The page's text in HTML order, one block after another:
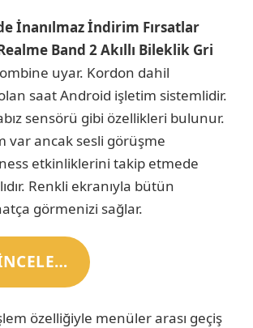
İnanılmaz İndirim Fırsatlar
Band 2 Akıllı Bileklik Gri
uyar. Kordon dahil
saat Android işletim sistemlidir.
sensörü gibi özellikleri bulunur.
var ancak sesli görüşme
etkinliklerini takip etmede
Renkli ekranıyla bütün
görmenizi sağlar.
özelliğiyle menüler arası geçiş